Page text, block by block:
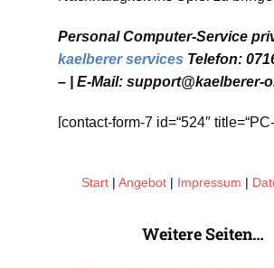
Personal Computer-Service
kaelberer services Telefon:
– | E-Mail: support@kaelberer-
[contact-form-7 id=“524″
Start | Angebot | Impressum |
Weitere Seiten…